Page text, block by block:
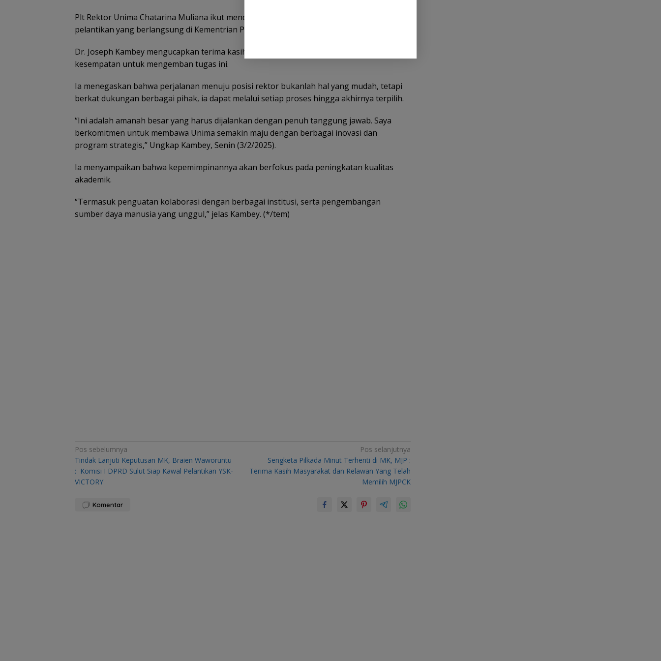
Plt Rektor Unima Chatarina Muliana ikut mendampingi Dr Joseph Kambey pada proses
pelantikan yang berlangsung di Kementrian Pendidikan Tinggi, Sains dan Teknologi.
Dr. Joseph Kambey mengucapkan terima kasih dan bersyukur kepada Tuhan diberi
kesempatan untuk mengemban tugas ini.
Ia menegaskan bahwa perjalanan menuju posisi rektor bukanlah hal yang mudah, tetapi
berkat dukungan berbagai pihak, ia dapat melalui setiap proses hingga akhirnya terpilih.
“Ini adalah amanah besar yang harus dijalankan dengan penuh tanggung jawab. Saya
berkomitmen untuk membawa Unima semakin maju dengan berbagai inovasi dan
program strategis,” Ungkap Kambey, Senin (3/2/2025).
Ia menyampaikan bahwa kepemimpinannya akan berfokus pada peningkatan kualitas
akademik.
“Termasuk penguatan kolaborasi dengan berbagai institusi, serta pengembangan
sumber daya manusia yang unggul,” jelas Kambey. (*/tem)
Navigasi
pos
Pos sebelumnya
Tindak Lanjuti Keputusan MK, Braien Waworuntu
: Komisi I DPRD Sulut Siap Kawal Pelantikan YSK-
VICTORY
Pos selanjutnya
Sengketa Pilkada Minut Terhenti di MK, MJP :
Terima Kasih Masyarakat dan Relawan Yang Telah
Memilih MJPCK
Komentar